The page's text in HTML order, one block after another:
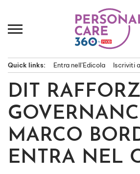
contenuto
principale
Quick links: Entra nell’Edicola Iscriviti
DIT
MARCO
ENTRA NEL